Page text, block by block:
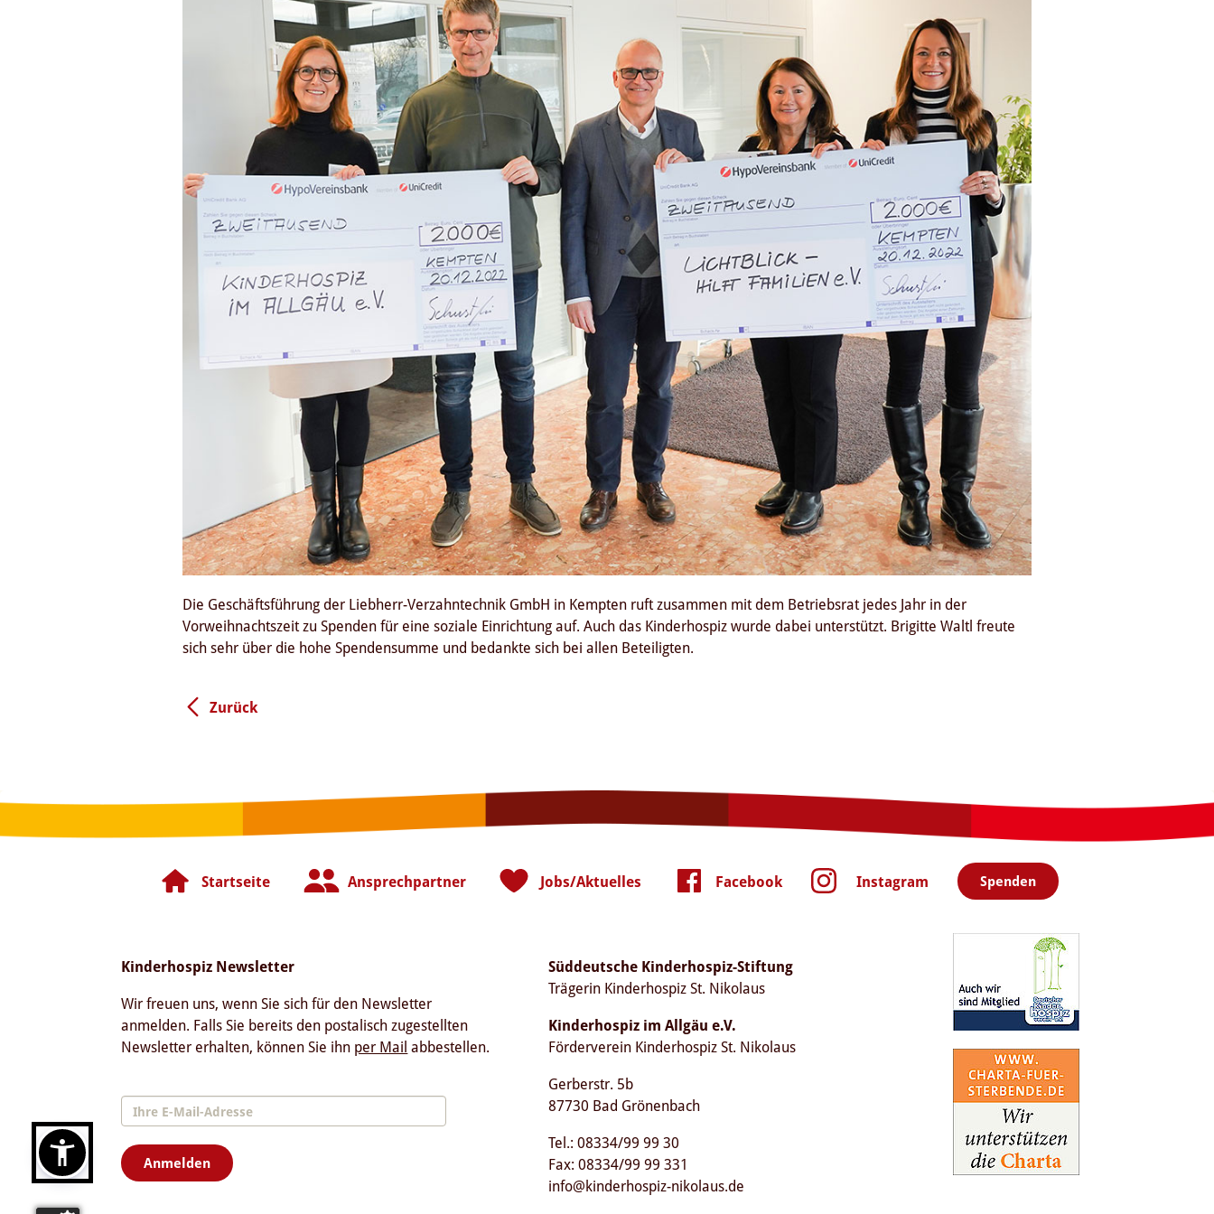
Die Geschäftsführung der Liebherr-Verzahntechnik GmbH in Kempten ruft zusammen mit dem Betriebsrat jedes Jahr in der
Vorweihnachtszeit zu Spenden für eine soziale Einrichtung auf. Auch das Kinderhospiz wurde dabei unterstützt. Brigitte Waltl freute
sich sehr über die hohe Spendensumme und bedankte sich bei allen Beteiligten.
Zurück
Startseite Ansprechpartner Jobs/Aktuelles Facebook Instagram Spenden
Kinderhospiz Newsletter
Wir freuen uns, wenn Sie sich für den Newsletter
anmelden. Falls Sie bereits den postalisch zugestellten
Newsletter erhalten, können Sie ihn per Mail abbestellen.
Anmelden
Süddeutsche Kinderhospiz-Stiftung
Trägerin Kinderhospiz St. Nikolaus
Kinderhospiz im Allgäu e.V.
Förderverein Kinderhospiz St. Nikolaus
Gerberstr. 5b
87730 Bad Grönenbach
Tel.: 08334/99 99 30
Fax: 08334/99 99 331
info@kinderhospiz-nikolaus.de